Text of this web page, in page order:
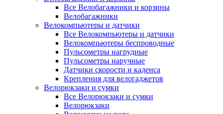
Все Велобагажники и корзины
Велобагажники
Велокомпьютеры и датчики
Все Велокомпьютеры и датчики
Велокомпьютеры беспроводные
Пульсометры нагрудные
Пульсометры наручные
Датчики скорости и каденса
Крепления для велогаджетов
Велорюкзаки и сумки
Все Велорюкзаки и сумки
Велорюкзаки